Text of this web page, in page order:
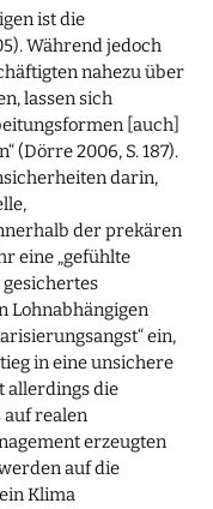
ist die
Während jedoch
nahezu über
lassen sich
[auch]
(Dörre 2006, S. 187).
darin,
der prekären
eine „gefühlte
Lohnabhängigen
ein,
in eine unsichere
allerdings die
auf realen
erzeugten
auf die
Klima